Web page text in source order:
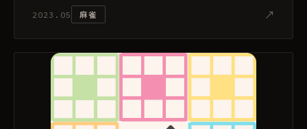
2023.05 麻雀 ↗